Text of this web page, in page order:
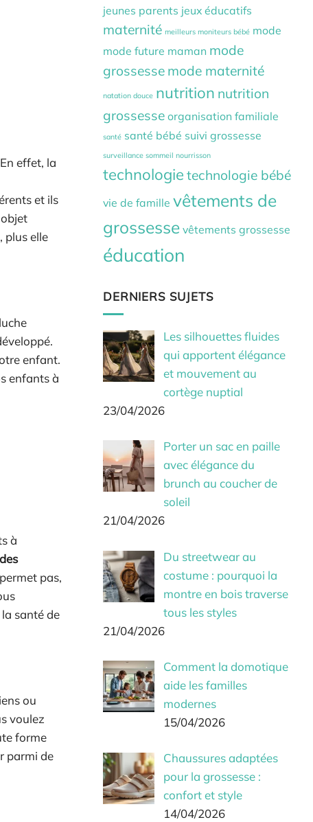
effet, la
et ils
plus elle
enfant.
enfants à
à
pas,
santé de
ou
voulez
forme
parmi de
jeunes parents jeux éducatifs
maternité meilleurs moniteurs bébé mode
mode future maman mode
grossesse mode maternité
natation douce nutrition nutrition
grossesse organisation familiale
santé santé bébé suivi grossesse
surveillance sommeil nourrisson
technologie technologie bébé
vie de famille vêtements de
grossesse vêtements grossesse
éducation
DERNIERS SUJETS
Les silhouettes fluides
qui apportent élégance
et mouvement au
cortège nuptial
23/04/2026
Porter un sac en paille
avec élégance du
brunch au coucher de
soleil
21/04/2026
Du streetwear au
costume : pourquoi la
montre en bois traverse
tous les styles
21/04/2026
Comment la domotique
aide les familles
modernes
15/04/2026
Chaussures adaptées
pour la grossesse :
confort et style
14/04/2026